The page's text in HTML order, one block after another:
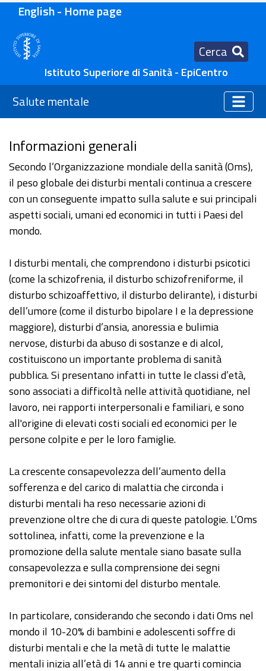
English - Home page
Cerca
Istituto Superiore di Sanità - EpiCentro
Salute mentale
Informazioni generali
Secondo l’Organizzazione mondiale della sanità (Oms),
il peso globale dei disturbi mentali continua a crescere
con un conseguente impatto sulla salute e sui principali
aspetti sociali, umani ed economici in tutti i Paesi del
mondo.
I disturbi mentali, che comprendono i disturbi psicotici
(come la schizofrenia, il disturbo schizofreniforme, il
disturbo schizoaffettivo, il disturbo delirante), i disturbi
dell’umore (come il disturbo bipolare I e la depressione
maggiore), disturbi d’ansia, anoressia e bulimia
nervose, disturbi da abuso di sostanze e di alcol,
costituiscono un importante problema di sanità
pubblica. Si presentano infatti in tutte le classi d’età,
sono associati a difficoltà nelle attività quotidiane, nel
lavoro, nei rapporti interpersonali e familiari, e sono
all'origine di elevati costi sociali ed economici per le
persone colpite e per le loro famiglie.
La crescente consapevolezza dell’aumento della
sofferenza e del carico di malattia che circonda i
disturbi mentali ha reso necessarie azioni di
prevenzione oltre che di cura di queste patologie. L’Oms
sottolinea, infatti, come la prevenzione e la
promozione della salute mentale siano basate sulla
consapevolezza e sulla comprensione dei segni
premonitori e dei sintomi del disturbo mentale.
In particolare, considerando che secondo i dati Oms nel
mondo il 10-20% di bambini e adolescenti soffre di
disturbi mentali e che la metà di tutte le malattie
mentali inizia all’età di 14 anni e tre quarti comincia